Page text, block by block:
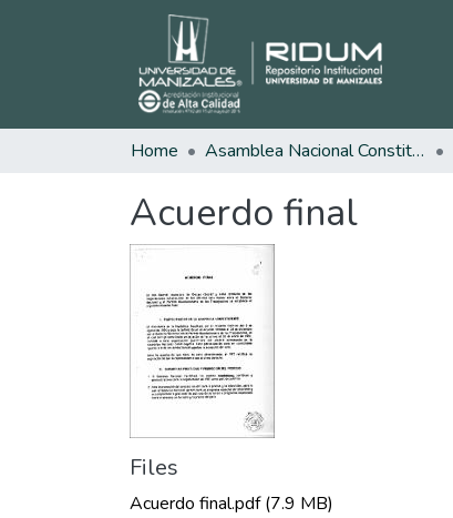
Home Asamblea Nacional Constituyente
Acuerdo final
Files
Acuerdo final.pdf(7.9 MB)